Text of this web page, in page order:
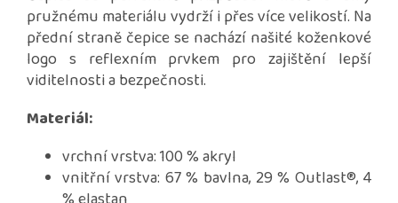
pružnému materiálu vydrží i přes více velikostí. Na
přední straně čepice se nachází našité koženkové
logo s reflexním prvkem pro zajištění lepší
viditelnosti a bezpečnosti.
Materiál:
vrchní vrstva: 100 % akryl
vnitřní vrstva: 67 % bavlna, 29 % Outlast®, 4